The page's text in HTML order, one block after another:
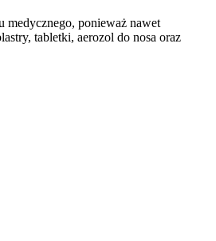
medycznego, ponieważ nawet
tabletki, aerozol do nosa oraz